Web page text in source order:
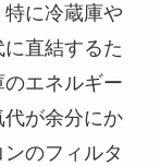
に冷蔵庫や
直結するた
エネルギー
が余分にか
のフィルタ